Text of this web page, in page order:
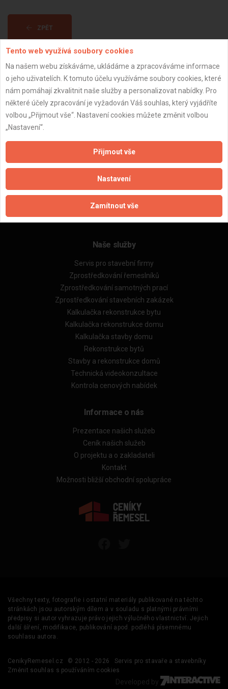
ZPĚT
Aktualizováno z portálu ARES dne 03.12.2025 07:00:03
Zpracování a ochrana osobních údajů
Zásady pro používání souborů cookie
Obchodní podmínky (zprostředkování)
Obchodní podmínky (rozpočtování)
Reference
Naše excelové tabulky online
Naše služby
Servis pro stavební firmy
Zprostředkování řemeslníků
Zprostředkování samotných prací
Zprostředkování stavebních zakázek
Kalkulačka rekonstrukce bytu
Kalkulačka rekonstrukce domu
Kalkulačka stavby domu
Rekonstrukce bytů
Stavby a rekonstrukce domů
Technická videokonzultace
Kontrola cenových nabídek
Informace o nás
Prezentace našich služeb
Ceník našich služeb
O projektu a o zakladateli
Kontakt
Možnosti bližší obchodní spolupráce
Všechny texty, fotografie i ostatní materiály publikované na těchto
stránkách jsou autorským dílem a v souladu s platnými právními
předpisy si autor vyhrazuje právo jejich výlučného vlastnictví. Jejich
další šíření, modifikace, publikování apod. podléhá písemnému
souhlasu autora.
CenikyRemesel.cz © 2012 - 2026
Servis pro stavaře a stavebníky
Změnit souhlas s používáním cookies
Developed by
Tento web využívá soubory cookies
Na našem webu získáváme, ukládáme a zpracováváme informace
o jeho uživatelích. K tomuto účelu využíváme soubory cookies, které
nám pomáhají zkvalitnit naše služby a personalizovat nabídky. Pro
některé účely zpracování je vyžadován Váš souhlas, který vyjádříte
volbou „Přijmout vše“. Nastavení cookies můžete změnit volbou
„Nastavení“.
Přijmout vše
Nastavení
Zamítnout vše